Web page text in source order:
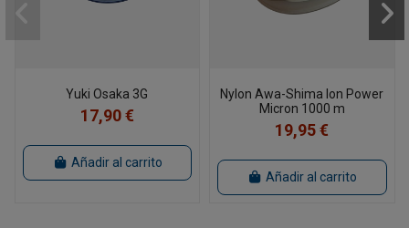
Yuki Osaka 3G
17,90 €
Añadir al carrito
Nylon Awa-Shima Ion Power
Micron 1000 m
19,95 €
Añadir al carrito